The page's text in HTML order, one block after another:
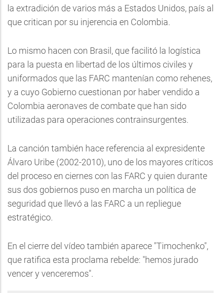
la extradición de varios más a Estados Unidos, país al
que critican por su injerencia en Colombia.
Lo mismo hacen con Brasil, que facilitó la logística
para la puesta en libertad de los últimos civiles y
uniformados que las FARC mantenían como rehenes,
y a cuyo Gobierno cuestionan por haber vendido a
Colombia aeronaves de combate que han sido
utilizadas para operaciones contrainsurgentes.
La canción también hace referencia al expresidente
Álvaro Uribe (2002-2010), uno de los mayores críticos
del proceso en ciernes con las FARC y quien durante
sus dos gobiernos puso en marcha un política de
seguridad que llevó a las FARC a un repliegue
estratégico.
En el cierre del vídeo también aparece "Timochenko",
que ratifica esta proclama rebelde: "hemos jurado
vencer y venceremos".